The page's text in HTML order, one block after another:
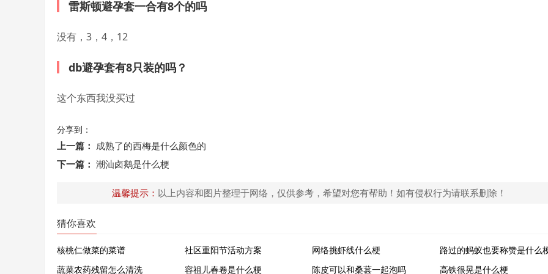
雷斯顿避孕套一合有8个的吗
没有，3，4，12
db避孕套有8只装的吗？
这个东西我没买过
分享到：
上一篇： 成熟了的西梅是什么颜色的
下一篇： 潮汕卤鹅是什么梗
温馨提示： 以上内容和图片整理于网络，仅供参考，希望对您有帮助！如有侵权行为请联系删除！
猜你喜欢
核桃仁做菜的菜谱 社区重阳节活动方案 网络挑虾线什么梗
路过的蚂蚁也要称赞是什么
蔬菜农药残留怎么清洗
容祖儿春卷是什么梗 陈皮可以和桑葚一起泡吗 高铁很晃是什么梗